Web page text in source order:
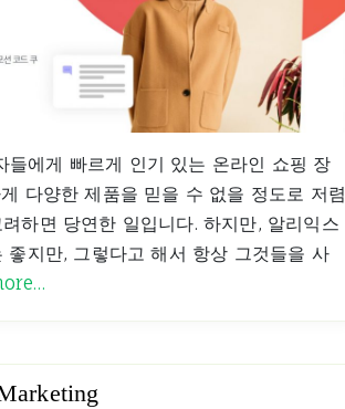
들에게 빠르게 인기 있는 온라인 쇼핑 장
다양한 제품을 믿을 수 없을 정도로 저렴
하면 당연한 일입니다. 하지만, 알리익스
지만, 그렇다고 해서 항상 그것들을 사